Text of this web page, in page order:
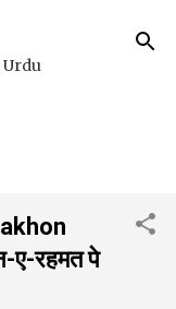
Urdu
ए-रहमत पे